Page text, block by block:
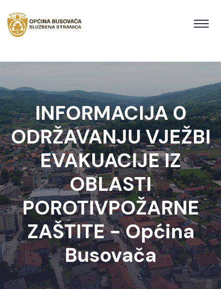
INFORMACIJA 0
ODRŽAVANJU VJEŽBI
EVAKUACIJE IZ
OBLASTI
POROTIVPOŽARNE
ZAŠTITE - Općina
Busovača